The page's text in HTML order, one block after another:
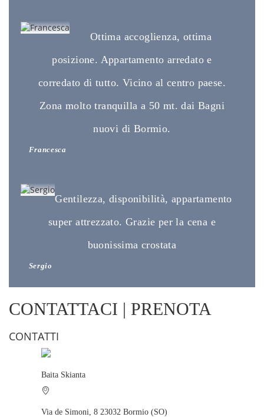
Ottima accoglienza, ottima
posizione. Appartamento arredato e
corredato di tutto. Vicino al centro paese.
Zona molto tranquilla a 50 mt. dai Bagni
nuovi di Bormio.
Francesca
Gentilezza, disponibilità, appartamento
super attrezzato. Grazie per la cena e
buonissima crostata
Sergio
CONTATTACI | PRENOTA
CONTATTI
Baita Skianta
Via de Simoni, 8 23032 Bormio (SO)